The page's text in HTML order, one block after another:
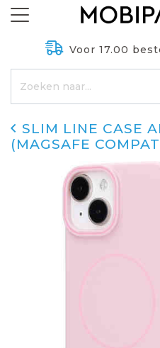
Voor 17.00
SLIM LINE CASE
(MAGSAFE